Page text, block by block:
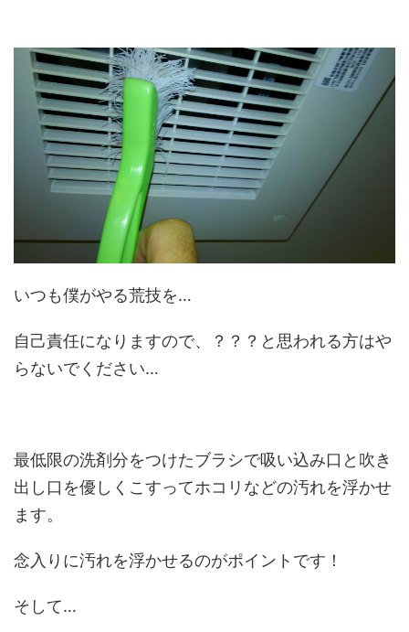
いつも僕がやる荒技を…
自己責任になりますので、？？？と思われる方はや
らないでください…
最低限の洗剤分をつけたブラシで吸い込み口と吹き
出し口を優しくこすってホコリなどの汚れを浮かせ
ます。
念入りに汚れを浮かせるのがポイントです！
そして…